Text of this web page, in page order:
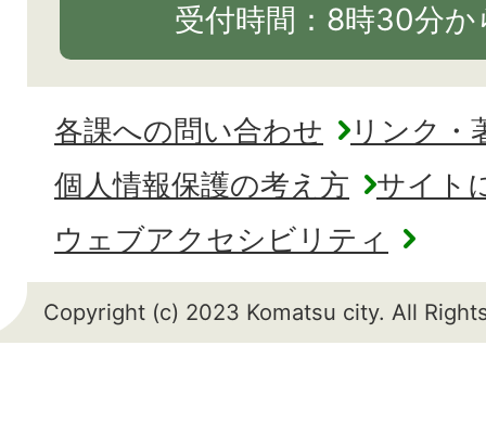
受付時間：8時30分
各課への問い合わせ
リンク・
個人情報保護の考え方
サイト
ウェブアクセシビリティ
Copyright (c) 2023 Komatsu city. All